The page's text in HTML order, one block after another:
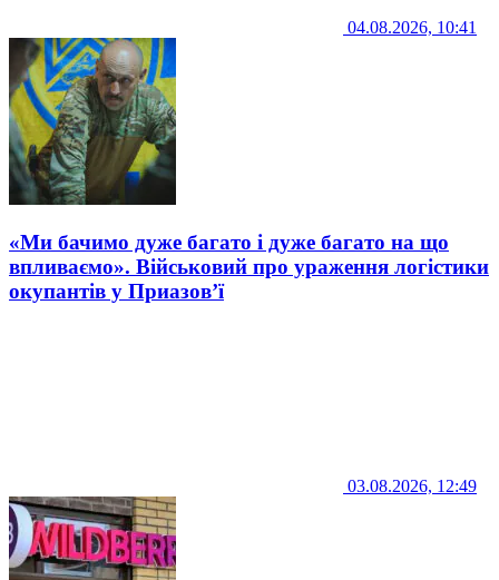
04.08.2026, 10:41
«Ми бачимо дуже багато і дуже багато на що
впливаємо». Військовий про ураження логістики
окупантів у Приазов’ї
03.08.2026, 12:49